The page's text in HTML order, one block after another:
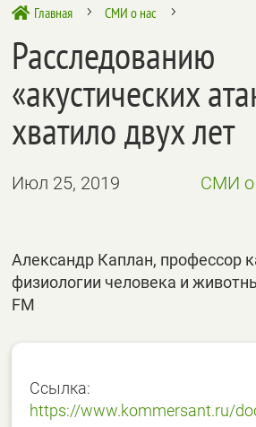
 Главная 5 СМИ о нас 5
Расследованию
«акустических
хватило двух лет
Июл 25, 2019 СМИ о
Александр Каплан, профессор
физиологии человека и
FM
Ссылка:
https://www.kommersant.ru/